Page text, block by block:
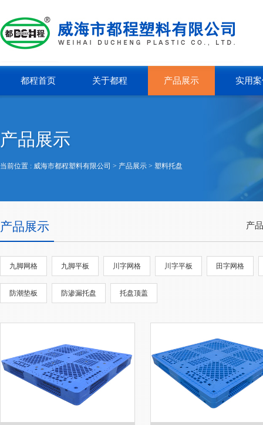
都程首页 关于都程 产品展示 实用
产品展示
当前位置 : 威海市都程塑料有限公司 > 产品展示 > 塑料托盘
产品展示 产
九脚网格 九脚平板 川字网格 川字平板 田字网格
防潮垫板 防渗漏托盘 托盘顶盖